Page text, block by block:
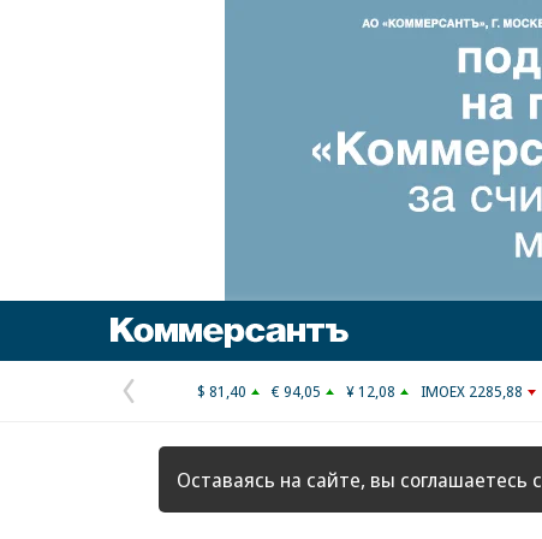
Предыдущая
страница
$ 81,40 € 94,05 ¥ 12,08 IMOEX 2285,88
Оставаясь на сайте, вы соглашаетесь с